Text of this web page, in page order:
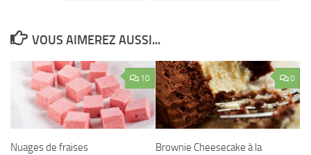
VOUS AIMEREZ AUSSI...
10
Nuages ​​de fraises
0
Brownie Cheesecake à la